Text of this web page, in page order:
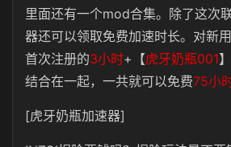
里面还有一个mod合集。除了这次
器还可以领取免费加速时长。对新
首次注册的3小时+【虎牙奶瓶001
结合在一起，一共就可以免费75小
[虎牙奶瓶加速器]